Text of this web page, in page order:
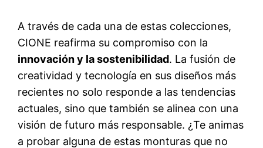
A través de cada una de estas colecciones,
CIONE reafirma su compromiso con la
innovación y la sostenibilidad. La fusión de
creatividad y tecnología en sus diseños más
recientes no solo responde a las tendencias
actuales, sino que también se alinea con una
visión de futuro más responsable. ¿Te animas
a probar alguna de estas monturas que no